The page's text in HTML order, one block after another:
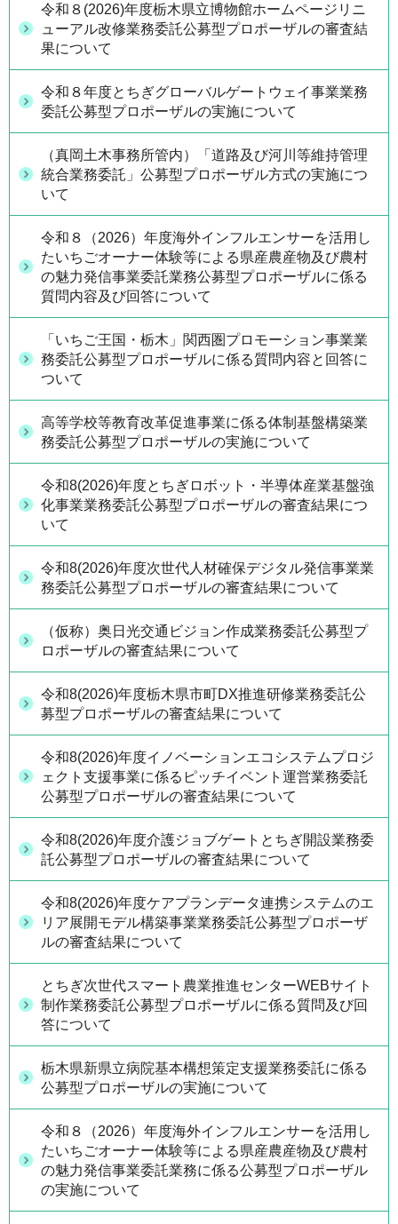
令和８(2026)年度栃木県立博物館ホームページリニ
ューアル改修業務委託公募型プロポーザルの審査結
果について
令和８年度とちぎグローバルゲートウェイ事業業務
委託公募型プロポーザルの実施について
（真岡土木事務所管内）「道路及び河川等維持管理
統合業務委託」公募型プロポーザル方式の実施につ
いて
令和８（2026）年度海外インフルエンサーを活用し
たいちごオーナー体験等による県産農産物及び農村
の魅力発信事業委託業務公募型プロポーザルに係る
質問内容及び回答について
「いちご王国・栃木」関西圏プロモーション事業業
務委託公募型プロポーザルに係る質問内容と回答に
ついて
高等学校等教育改革促進事業に係る体制基盤構築業
務委託公募型プロポーザルの実施について
令和8(2026)年度とちぎロボット・半導体産業基盤強
化事業業務委託公募型プロポーザルの審査結果につ
いて
令和8(2026)年度次世代人材確保デジタル発信事業業
務委託公募型プロポーザルの審査結果について
（仮称）奥日光交通ビジョン作成業務委託公募型プ
ロポーザルの審査結果について
令和8(2026)年度栃木県市町DX推進研修業務委託公
募型プロポーザルの審査結果について
令和8(2026)年度イノベーションエコシステムプロジ
ェクト支援事業に係るピッチイベント運営業務委託
公募型プロポーザルの審査結果について
令和8(2026)年度介護ジョブゲートとちぎ開設業務委
託公募型プロポーザルの審査結果について
令和8(2026)年度ケアプランデータ連携システムのエ
リア展開モデル構築事業業務委託公募型プロポーザ
ルの審査結果について
とちぎ次世代スマート農業推進センターWEBサイト
制作業務委託公募型プロポーザルに係る質問及び回
答について
栃木県新県立病院基本構想策定支援業務委託に係る
公募型プロポーザルの実施について
令和８（2026）年度海外インフルエンサーを活用し
たいちごオーナー体験等による県産農産物及び農村
の魅力発信事業委託業務に係る公募型プロポーザル
の実施について